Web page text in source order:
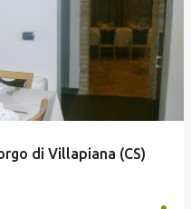
di Villapiana (CS)